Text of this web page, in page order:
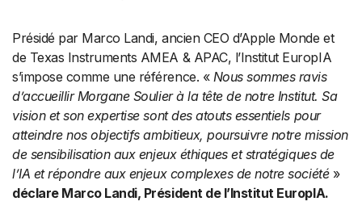
Présidé par Marco Landi, ancien CEO d’Apple Monde et
de Texas Instruments AMEA & APAC, l’Institut EuropIA
s’impose comme une référence. « Nous sommes ravis
d’accueillir Morgane Soulier à la tête de notre Institut. Sa
vision et son expertise sont des atouts essentiels pour
atteindre nos objectifs ambitieux, poursuivre notre mission
de sensibilisation aux enjeux éthiques et stratégiques de
l’IA et répondre aux enjeux complexes de notre société»
déclare Marco Landi, Président de l’Institut EuropIA.